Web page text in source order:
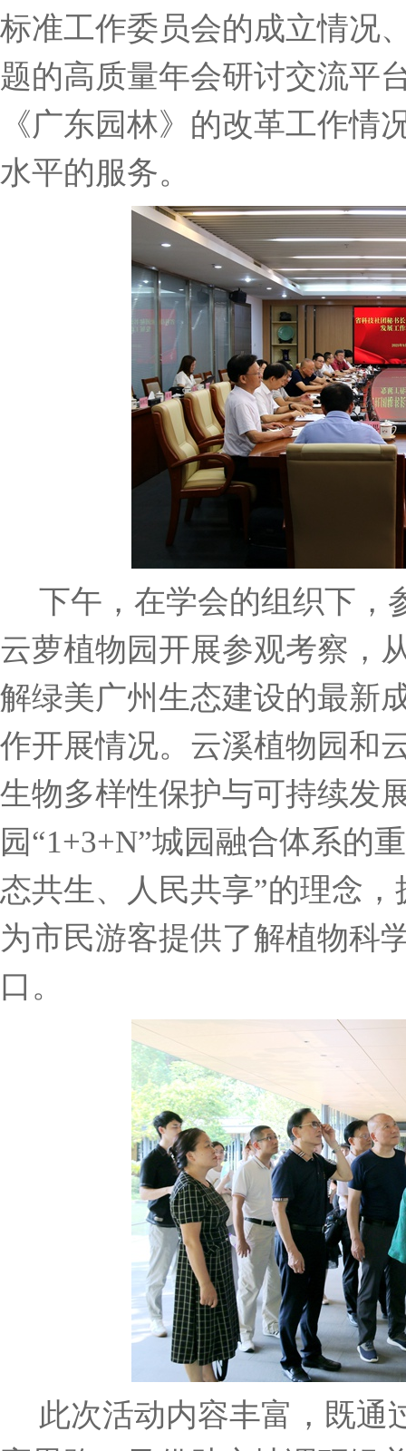
标准工作委员会的成立情况
题的高质量年会研讨交流平
《广东园林》的改革工作情
水平的服务。
下午，在学会的组织下，
云萝植物园开展参观考察，
解绿美广州生态建设的最新
作开展情况。 云溪植物园和
生物多样性保护与可持续发
园“1+3+N”城园融合体系的
态共生、人民共享”的理念
为市民游客提供了解植物科
口 。
此次活动内容丰富，既通